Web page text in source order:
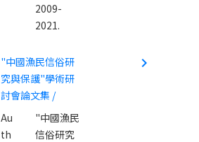
2009-
2021.
"中國漁民信俗研
究與保護"學術研
討會論文集 /
Au
th
"中國漁民
信俗研究
navigate_next